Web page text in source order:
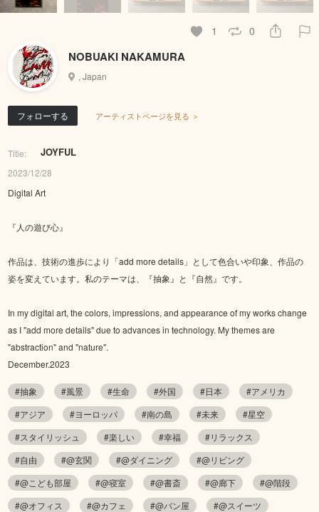
1 0
NOBUAKI NAKAMURA
, Japan
フォローする アーティストページを見る ＞
Title: JOYFUL
2023/12/28
Digital Art
『人の遊び心』
作品は、技術の進歩により「add more details」として色合いや印象、作品の
姿を変えています。私のテーマは、『抽象』と『自然』です。
In my digital art, the colors, impressions, and appearance of my works change
as I "add more details" due to advances in technology. My themes are
"abstraction" and "nature".
December.2023
#抽象 #風景 #生命 #外国 #日本
#アメリカ
#アジア
#ヨーロッパ #南の島 #未来
#星空
#スタイリッシュ
#楽しい #幸福
#リラックス
#自由
#@玄関 #@ダイニング
#@リビング
#@こども部屋
#@寝室 #@書斎 #@廊下
#@階段
#@オフィス
#@カフェ #@パン屋
#@スイーツ